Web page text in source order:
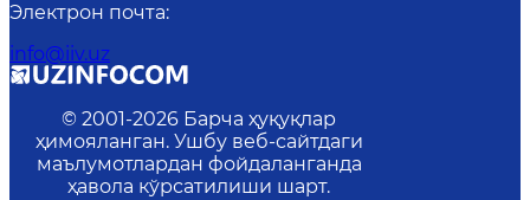
Электрон почта:
info@iiv.uz
© 2001-2026 Барча ҳуқуқлар
ҳимояланган. Ушбу веб-сайтдаги
маълумотлардан фойдаланганда
ҳавола кўрсатилиши шарт.